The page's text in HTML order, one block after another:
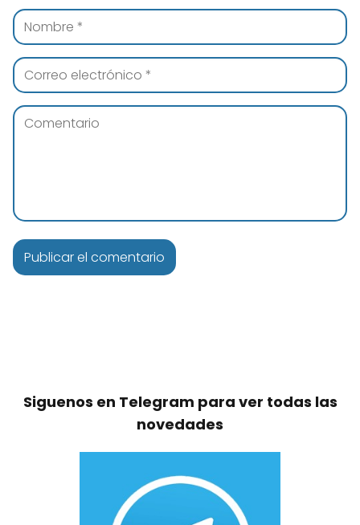
Siguenos en Telegram para ver todas las
novedades